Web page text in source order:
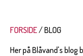
FORSIDE
BLOG
Her på Blåvand's blog